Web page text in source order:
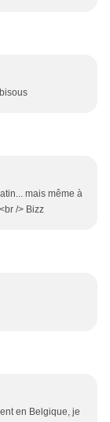
mais même à
/> Bizz
en Belgique, je